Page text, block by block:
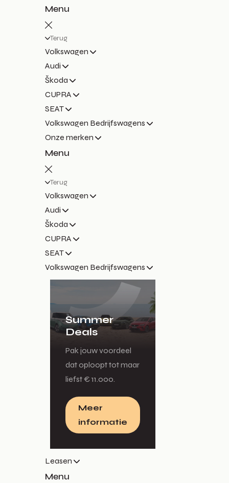
Menu
Terug
Volkswagen
Audi
Škoda
CUPRA
SEAT
Volkswagen Bedrijfswagens
Onze merken
Menu
Terug
Volkswagen
Audi
Škoda
CUPRA
SEAT
Volkswagen Bedrijfswagens
Summer
Deals
Pak jouw voordeel
dat oploopt tot maar
liefst € 11.000.
Meer
informatie
Leasen
Menu